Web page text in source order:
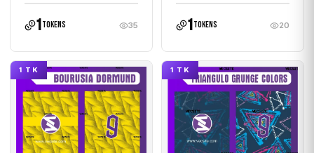
1tokens 35 1tokens 20
1 TK 1 TK